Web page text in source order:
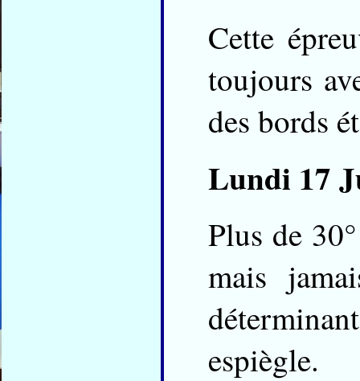
Cette
toujours
des bords
Lundi 17
Plus de
mais
espiègle.